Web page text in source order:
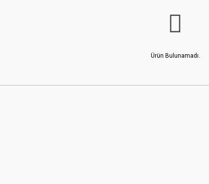
Ürün Bulunamadı.